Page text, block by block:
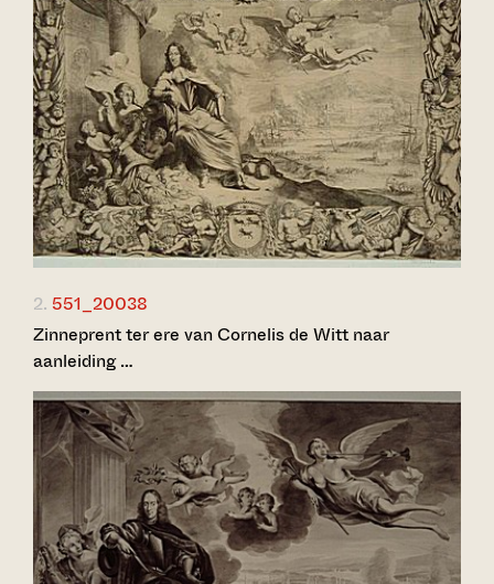
2. 551_20038
Zinneprent ter ere van Cornelis de Witt naar
aanleiding …